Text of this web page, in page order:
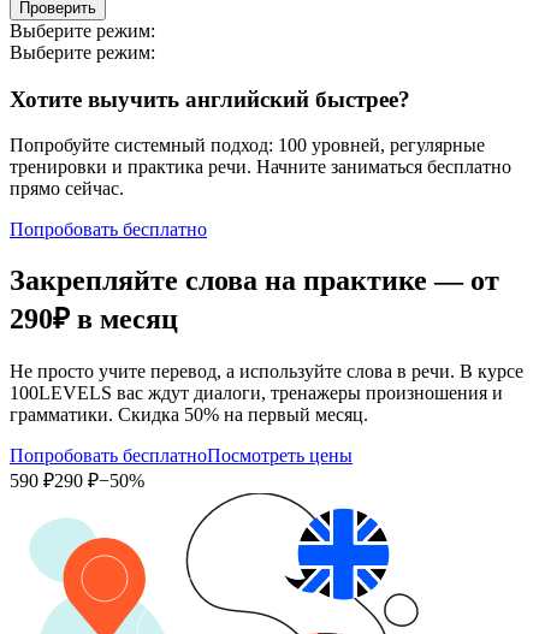
Проверить
Выберите режим:
Выберите режим:
Хотите выучить английский быстрее?
Попробуйте системный подход: 100 уровней, регулярные
тренировки и практика речи. Начните заниматься бесплатно
прямо сейчас.
Попробовать бесплатно
Закрепляйте слова на практике — от
290₽ в месяц
Не просто учите перевод, а используйте слова в речи. В курсе
100LEVELS вас ждут диалоги, тренажеры произношения и
грамматики. Скидка 50% на первый месяц.
Попробовать бесплатноПосмотреть цены
590 ₽290 ₽−50%